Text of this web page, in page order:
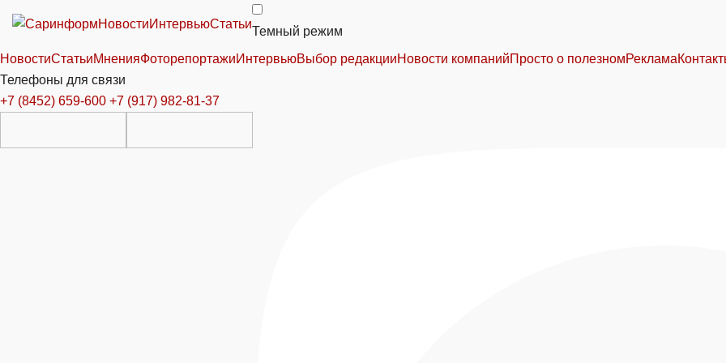
НовостиИнтервьюСтатьи
Темный режим
НовостиСтатьиМненияФоторепортажиИнтервьюВыбор редакцииНовости компанийПросто о полезномРеклама
Телефоны для связи
+7 (8452) 659-600 +7 (917) 982-81-37